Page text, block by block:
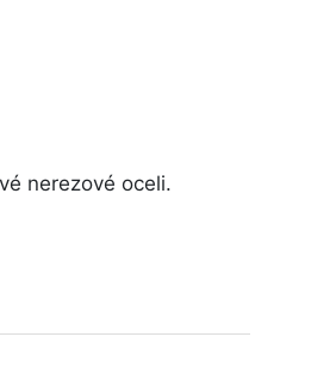
nerezové oceli.